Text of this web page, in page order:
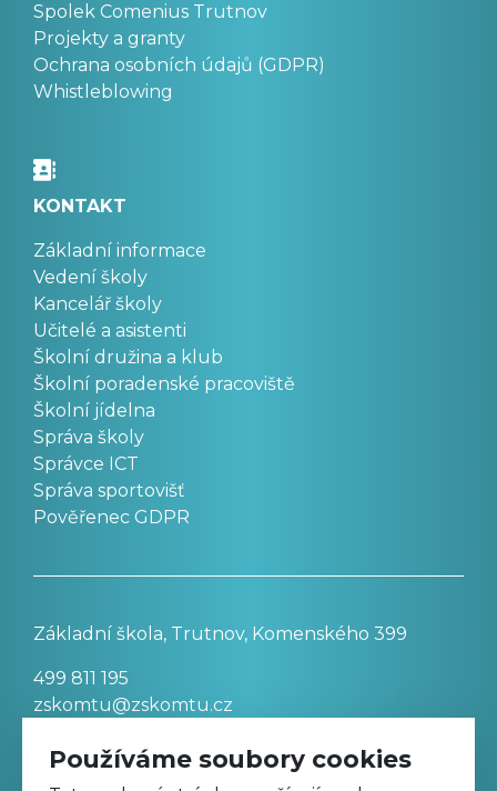
Spolek Comenius Trutnov
Projekty a granty
Ochrana osobních údajů (GDPR)
Whistleblowing
KONTAKT
Základní informace
Vedení školy
Kancelář školy
Učitelé a asistenti
Školní družina a klub
Školní poradenské pracoviště
Školní jídelna
Správa školy
Správce ICT
Správa sportovišť
Pověřenec GDPR
Základní škola, Trutnov, Komenského 399
499 811 195
zskomtu@zskomtu.cz
Prohlášení o přístupnosti stránek
Používáme soubory cookies